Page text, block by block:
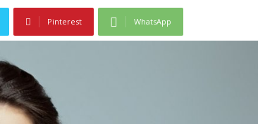
Pinterest WhatsApp